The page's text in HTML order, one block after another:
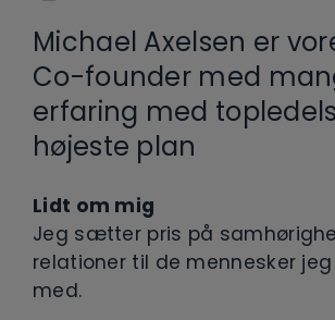
Michael Axelsen er
Co-founder med
erfaring med
højeste plan
Lidt om mig
Jeg sætter pris på
relationer til de mennesker
med.